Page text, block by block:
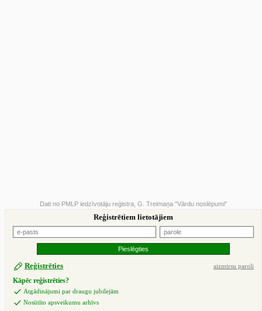
Dati no PMLP iedzīvotāju reģistra, G. Treimaņa "Vārdu noslēpumi"
Reģistrētiem lietotājiem
Reģistrēties aizmirsu paroli
Kāpēc reģistrēties?
Atgādinājumi par draugu jubilejām
Nosūtīto apsveikumu arhīvs